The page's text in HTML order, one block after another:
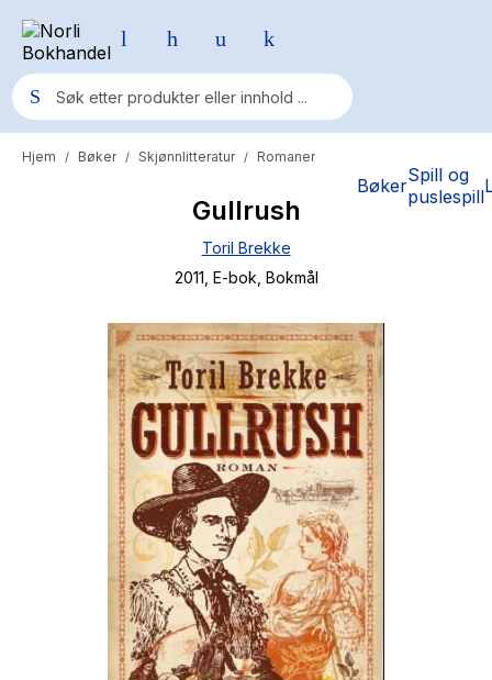
BøkerSpill og
puslespill
Populære søk
Fury Bound - Sable Sorensen
Yesteryear
Elizabeth Strout
Hypopressiv trening
The Housemaid
Hjem / Bøker / Skjønnlitteratur / Romaner
Gullrush
Toril Brekke
2011 , E-bok , Bokmål